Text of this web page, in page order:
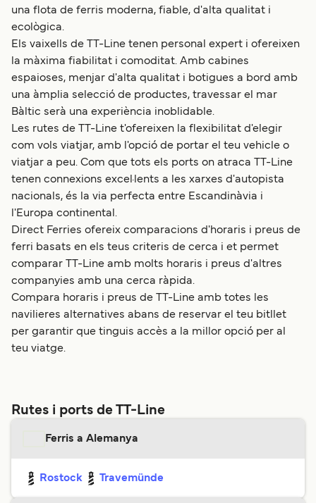
una flota de ferris moderna, fiable, d'alta qualitat i
ecològica.
Els vaixells de TT-Line tenen personal expert i ofereixen
la màxima fiabilitat i comoditat. Amb cabines
espaioses, menjar d'alta qualitat i botigues a bord amb
una àmplia selecció de productes, travessar el mar
Bàltic serà una experiència inoblidable.
Les rutes de TT-Line t'ofereixen la flexibilitat d'elegir
com vols viatjar, amb l'opció de portar el teu vehicle o
viatjar a peu. Com que tots els ports on atraca TT-Line
tenen connexions excel·lents a les xarxes d'autopista
nacionals, és la via perfecta entre Escandinàvia i
l'Europa continental.
Direct Ferries ofereix comparacions d'horaris i preus de
ferri basats en els teus criteris de cerca i et permet
comparar TT-Line amb molts horaris i preus d'altres
companyies amb una cerca ràpida.
Compara horaris i preus de TT-Line amb totes les
navilieres alternatives abans de reservar el teu bitllet
per garantir que tinguis accès a la millor opció per al
teu viatge.
Rutes i ports de TT-Line
Ferris a Alemanya
Rostock Travemünde